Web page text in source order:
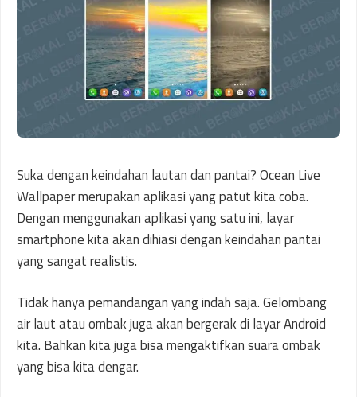
Suka dengan keindahan lautan dan pantai? Ocean Live
Wallpaper merupakan aplikasi yang patut kita coba.
Dengan menggunakan aplikasi yang satu ini, layar
smartphone kita akan dihiasi dengan keindahan pantai
yang sangat realistis.
Tidak hanya pemandangan yang indah saja. Gelombang
air laut atau ombak juga akan bergerak di layar Android
kita. Bahkan kita juga bisa mengaktifkan suara ombak
yang bisa kita dengar.